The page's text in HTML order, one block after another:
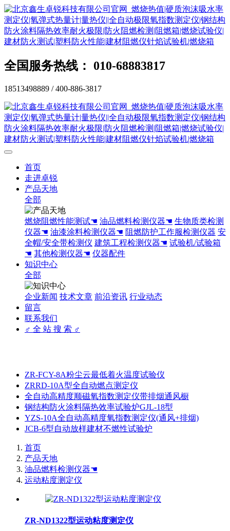
全国服务热线： 010-68883817
18513498889 / 400-886-3817
首页
走进卓锐
产品天地
全部
燃烧阻燃性能测试☚ 油品燃料检测仪器☚ 生物质类检测
仪器☚ 油漆涂料检测仪器☚ 阻燃防护工作服检测仪器 安
全帽/安全带检测仪 建筑工程检测仪器☚ 试验机/试验箱
☚ 其他检测仪器☚ 仪器配件
知识中心
全部
企业新闻 技术文章 前沿资讯 行业动态
留言
联系我们
♂ 全 站 搜 索 ♂
ZR-FCY-8A粉尘云最低着火温度试验仪
ZRRD-10A型全自动燃点测定仪
全自动高精度顺磁氧指数测定仪带排烟通风橱
钢结构防火涂料隔热效率试验炉GJL-18型
YZS-10A全自动高精度氧指数测定仪(通风+排烟)
JCB-6型自动放样建材不燃性试验炉
首页
产品天地
油品燃料检测仪器☚
运动粘度测定仪
ZR-ND1322型运动粘度测定仪